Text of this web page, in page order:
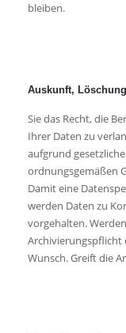
bleiben.
Auskunft,
Sie das Recht, die
Ihrer Daten zu
aufgrund
ordnungsgemäßen
Damit eine
werden Daten zu
vorgehalten.
Archivierungspflicht
Wunsch. Greift die